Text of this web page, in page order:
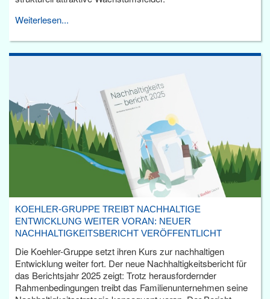
Weiterlesen...
KOEHLER-GRUPPE TREIBT NACHHALTIGE
ENTWICKLUNG WEITER VORAN: NEUER
NACHHALTIGKEITSBERICHT VERÖFFENTLICHT
Die Koehler-Gruppe setzt ihren Kurs zur nachhaltigen
Entwicklung weiter fort. Der neue Nachhaltigkeitsbericht für
das Berichtsjahr 2025 zeigt: Trotz herausfordernder
Rahmenbedingungen treibt das Familienunternehmen seine